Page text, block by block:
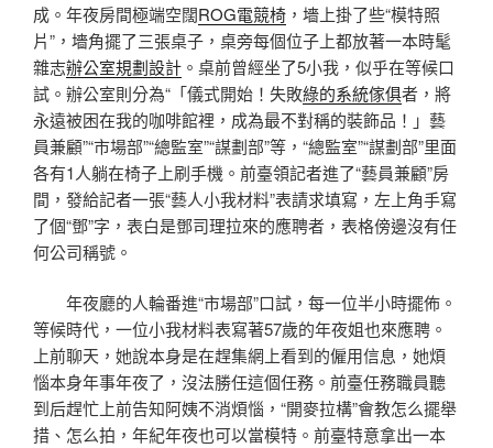
成。年夜房間極端空闊ROG電競椅 ，墻上掛了些“模特照
片”，墻角擺了三張桌子，桌旁每個位子上都放著一本時髦
雜志辦公室規劃設計 。桌前曾經坐了5小我，似乎在等候口
試。辦公室則分為“「儀式開始！失敗綠的系統傢俱者，將
永遠被困在我的咖啡館裡，成為最不對稱的裝飾品！」藝
員兼顧”“市場部”“總監室”“謀劃部”等，“總監室”“謀劃部”里面
各有1人躺在椅子上刷手機。前臺領記者進了“藝員兼顧”房
間，發給記者一張“藝人小我材料”表請求填寫，左上角手寫
了個“鄧”字，表白是鄧司理拉來的應聘者，表格傍邊沒有任
何公司稱號。
年夜廳的人輪番進“市場部”口試，每一位半小時擺佈。
等候時代，一位小我材料表寫著57歲的年夜姐也來應聘。
上前聊天，她說本身是在趕集網上看到的僱用信息，她煩
惱本身年事年夜了，沒法勝任這個任務。前臺任務職員聽
到后趕忙上前告知阿姨不消煩惱，“開麥拉構”會教怎么擺舉
措、怎么拍，年紀年夜也可以當模特。前臺特意拿出一本